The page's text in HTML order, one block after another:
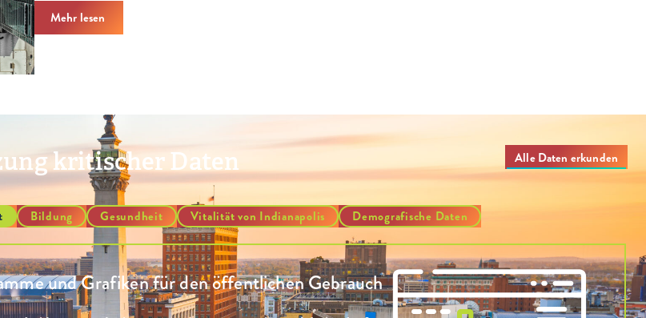
Mehr lesen
kritischer Daten Alle Daten erkunden
Bildung Gesundheit Vitalität von Indianapolis Demografische Daten
und Grafiken für den öffentlichen Gebrauch